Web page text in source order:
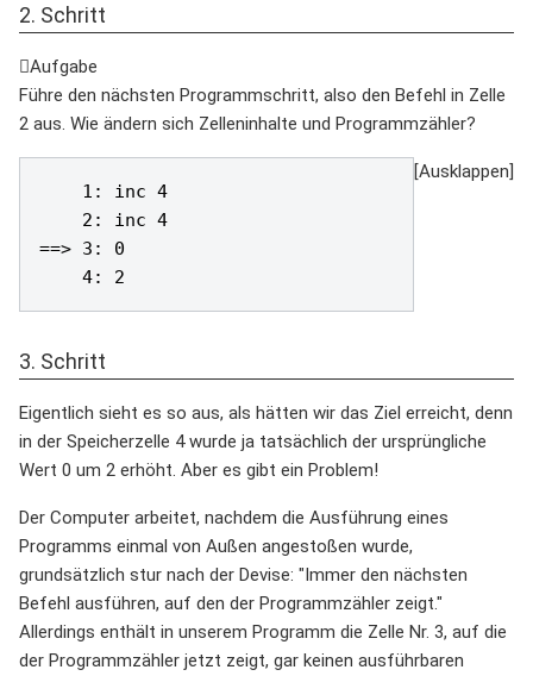
2. Schritt
Aufgabe
Führe den nächsten Programmschritt, also den Befehl in Zelle
2 aus. Wie ändern sich Zelleninhalte und Programmzähler?
==> 3: 0
3. Schritt
Eigentlich sieht es so aus, als hätten wir das Ziel erreicht, denn
in der Speicherzelle 4 wurde ja tatsächlich der ursprüngliche
Wert 0 um 2 erhöht. Aber es gibt ein Problem!
Der Computer arbeitet, nachdem die Ausführung eines
Programms einmal von Außen angestoßen wurde,
grundsätzlich stur nach der Devise: "Immer den nächsten
Befehl ausführen, auf den der Programmzähler zeigt."
Allerdings enthält in unserem Programm die Zelle Nr. 3, auf die
der Programmzähler jetzt zeigt, gar keinen ausführbaren